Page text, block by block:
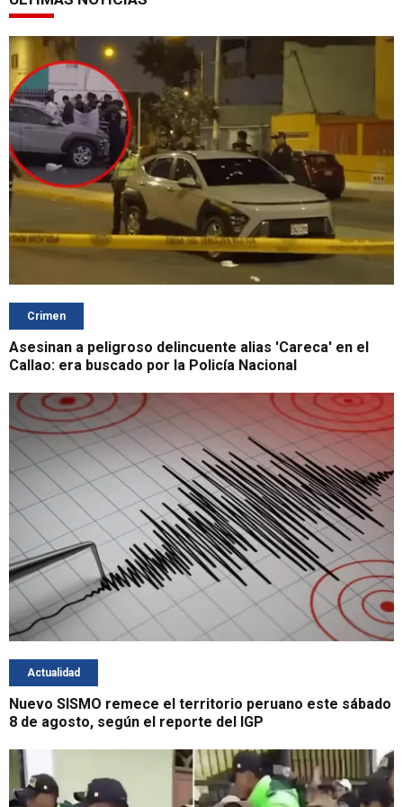
Crimen
Asesinan a peligroso delincuente alias 'Careca' en el
Callao: era buscado por la Policía Nacional
Actualidad
Nuevo SISMO remece el territorio peruano este sábado
8 de agosto, según el reporte del IGP